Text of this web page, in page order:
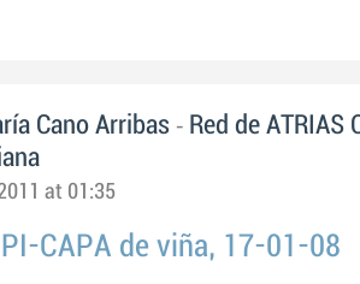
Cano Arribas - Red de ATRIAS
at 01:35
CAPA de viña, 17-01-08